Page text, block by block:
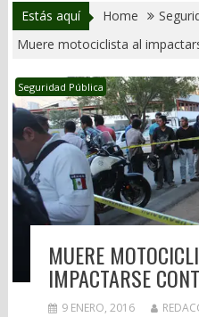
Estás aquí Home
Muere motociclista al
Seguridad Pública
MUERE
IMPACTARSE
9 ENERO, 2016